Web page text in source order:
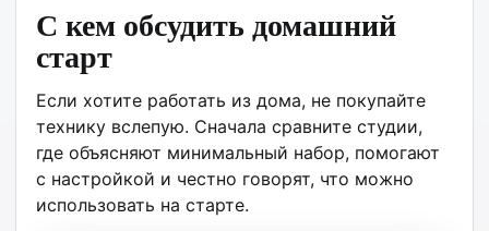
С кем обсудить домашний
старт
Если хотите работать из дома, не покупайте
технику вслепую. Сначала сравните студии,
где объясняют минимальный набор, помогают
с настройкой и честно говорят, что можно
использовать на старте.